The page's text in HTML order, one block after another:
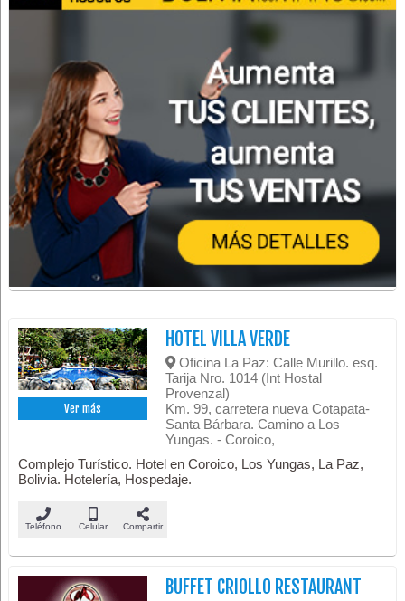
Ver más
HOTEL VILLA VERDE
Oficina La Paz: Calle Murillo. esq.
Tarija Nro. 1014 (Int Hostal
Provenzal)
Km. 99, carretera nueva Cotapata-
Santa Bárbara. Camino a Los
Yungas. - Coroico,
Complejo Turístico. Hotel en Coroico, Los Yungas, La Paz,
Bolivia. Hotelería, Hospedaje.
Teléfono Celular Compartir
BUFFET CRIOLLO RESTAURANT